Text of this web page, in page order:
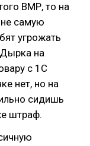
ВМР, то на
самую
угрожать
на
с 1С
нет, но на
сидишь
штраф.